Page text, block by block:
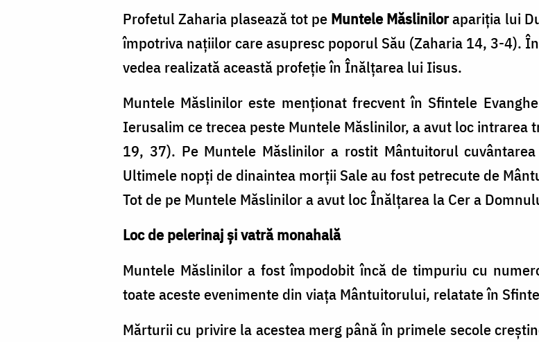
Profetul Zaharia plasează tot pe Muntele Măslinilorapariţia lui
împotriva naţiilor care asupresc poporul Său (Zaharia 14, 3-4).
vedea realizată această profeţie în Înălţarea lui Iisus.
Muntele Măslinilor este menţionat frecvent în Sfintele
Ierusalim ce trecea peste Muntele Măslinilor, a avut loc
19, 37). Pe Muntele Măslinilor a rostit Mântuitorul
Ultimele nopţi de dinaintea morţii Sale au fost petrecute de
Tot de pe Muntele Măslinilor a avut loc Înălţarea la Cer a
Loc de pelerinaj şi vatră monahală
Muntele Măslinilor a fost împodobit încă de timpuriu cu
toate aceste evenimente din viaţa Mântuitorului, relatate în
Mărturii cu privire la acestea merg până în primele secole